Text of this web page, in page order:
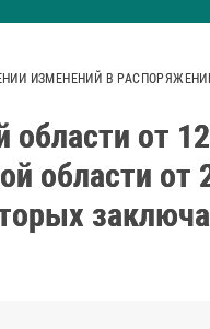
ИЗМЕНЕНИЙ В
от
области